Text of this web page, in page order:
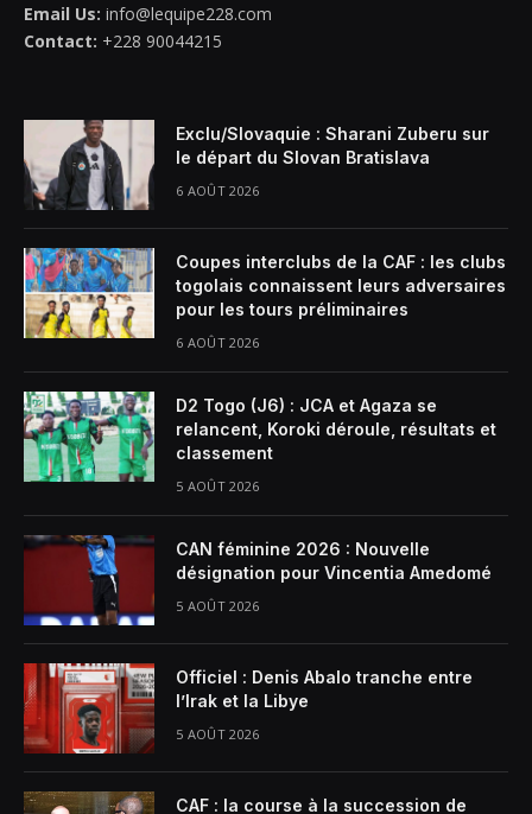
Email Us: info@lequipe228.com
Contact: +228 90044215
Exclu/Slovaquie : Sharani Zuberu sur
le départ du Slovan Bratislava
6 AOÛT 2026
Coupes interclubs de la CAF : les clubs
togolais connaissent leurs adversaires
pour les tours préliminaires
6 AOÛT 2026
D2 Togo (J6) : JCA et Agaza se
relancent, Koroki déroule, résultats et
classement
5 AOÛT 2026
CAN féminine 2026 : Nouvelle
désignation pour Vincentia Amedomé
5 AOÛT 2026
Officiel : Denis Abalo tranche entre
l’Irak et la Libye
5 AOÛT 2026
CAF : la course à la succession de